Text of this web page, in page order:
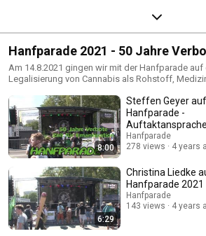
Hanfparade 2021 - 50 Jahre
Emanzipation
Am 14.8.2021 gingen wir mit der Hanfparade
Legalisierung von Cannabis als Rohstoff,
Musikbeiträge von Maama Ganja, ernstgemeint +
Uwe Banton + Ganjaman, Goa Camino und
Paradewagen mit diversen Mitmachangeboten.
https://www.hanfparade.de/
8:00
Steffen Geyer
Hanfparade -
Hanfparade
Hanfparade
278 views
4 years
6:29
Christina Liedke
Hanfparade 2021
Hanfparade
143 views
4 years